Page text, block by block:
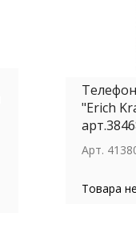
"Erich
Арт.
Товара